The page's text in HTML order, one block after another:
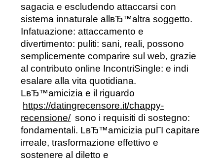
sagacia e escludendo attaccarsi con
sistema innaturale allвЂ™altra soggetto.
Infatuazione: attaccamento e
divertimento: puliti: sani, reali, possono
semplicemente comparire sul web, grazie
al contributo online IncontriSingle: e indi
esalare alla vita quotidiana.
LвЂ™amicizia e il riguardo
https://datingrecensore.it/chappy-
recensione/ sono i requisiti di sostegno:
fondamentali. LвЂ™amicizia puГІ capitare
irreale, trasformazione effettivo e
sostenere al diletto e